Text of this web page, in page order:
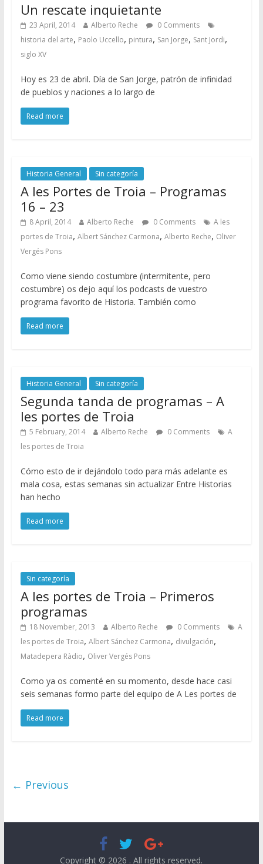
Un rescate inquietante
23 April, 2014 Alberto Reche
0 Comments
historia del arte, Paolo Uccello, pintura, San Jorge, Sant Jordi,
siglo XV
Hoy es 23 de abril. Día de San Jorge, patrón de infinidad
de pueblos y naciones a lo largo de
Read more
Historia General Sin categoría
A les Portes de Troia – Programas
16 – 23
8 April, 2014 Alberto Reche 0 Comments
A les
portes de Troia, Albert Sánchez Carmona, Alberto Reche, Oliver
Vergés Pons
Como viene siendo costumbre (intermitente, pero
costumbre) os dejo aquí los podcasts de vuestro
programa favorito de Historia. También como
Read more
Historia General Sin categoría
Segunda tanda de programas – A
les portes de Troia
5 February, 2014 Alberto Reche 0 Comments
A
les portes de Troia
Cómo esto de ir dejándolo todo para más adelante es
mala cosa, estas semanas sin actualizar Entre Historias
han hecho
Read more
Sin categoría
A les portes de Troia – Primeros
programas
18 November, 2013 Alberto Reche 0 Comments
A
les portes de Troia, Albert Sánchez Carmona, divulgación,
Matadepera Ràdio, Oliver Vergés Pons
Como ya os comenté en su momento, desde hace casi
seis semanas formo parte del equipo de A Les portes de
Read more
← Previous
Copyright © 2026 . All rights reserved.